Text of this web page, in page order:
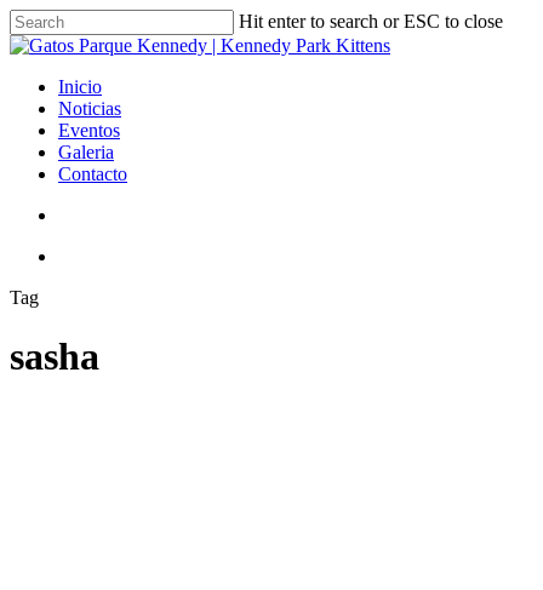
Skip
to
content
Hit enter to search or ESC to close
Close
search
Menu
Inicio
Noticias
Eventos
Galeria
Contacto
Tag
sasha